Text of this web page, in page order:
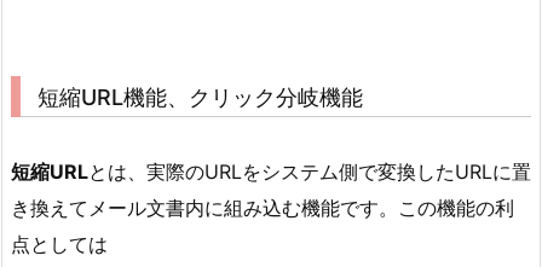
短縮URL機能、クリック分岐機能
短縮URLとは、実際のURLをシステム側で変換したURLに置
き換えてメール文書内に組み込む機能です。この機能の利
点としては